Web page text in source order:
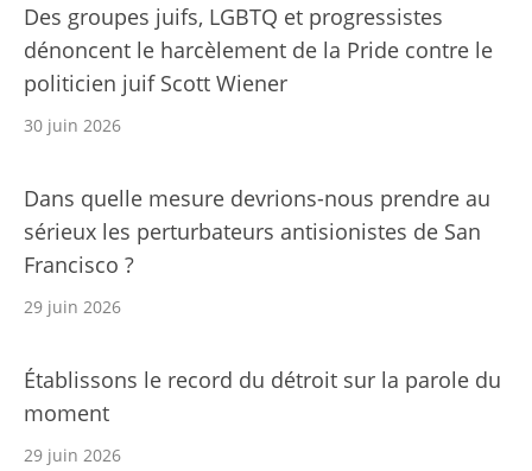
Des groupes juifs, LGBTQ et progressistes
dénoncent le harcèlement de la Pride contre le
politicien juif Scott Wiener
30 juin 2026
Dans quelle mesure devrions-nous prendre au
sérieux les perturbateurs antisionistes de San
Francisco ?
29 juin 2026
Établissons le record du détroit sur la parole du
moment
29 juin 2026